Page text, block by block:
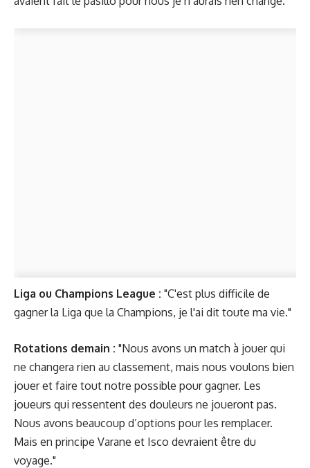
Liga ou Champions League : "C'est plus difficile de
gagner la Liga que la Champions, je l'ai dit toute ma vie."
Rotations demain : "Nous avons un match à jouer qui
ne changera rien au classement, mais nous voulons bien
jouer et faire tout notre possible pour gagner. Les
joueurs qui ressentent des douleurs ne joueront pas.
Nous avons beaucoup d’options pour les remplacer.
Mais en principe Varane et Isco devraient être du
voyage."